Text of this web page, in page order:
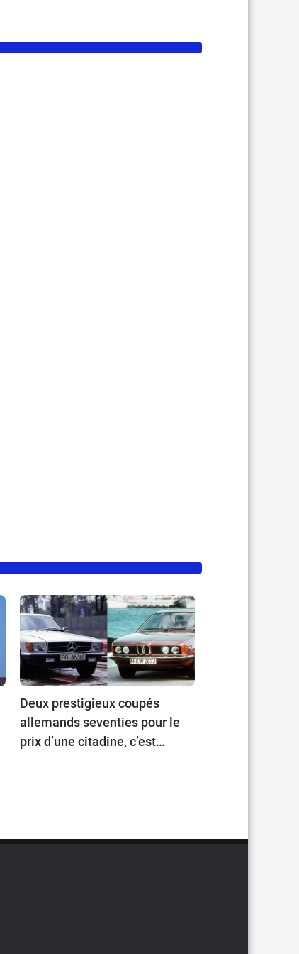
Deux prestigieux coupés
allemands seventies pour le
prix d’une citadine, c’est